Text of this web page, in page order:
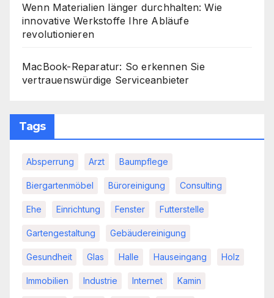
Wenn Materialien länger durchhalten: Wie
innovative Werkstoffe Ihre Abläufe
revolutionieren
MacBook-Reparatur: So erkennen Sie
vertrauenswürdige Serviceanbieter
Tags
Absperrung Arzt Baumpflege
Biergartenmöbel Büroreinigung Consulting
Ehe Einrichtung Fenster Futterstelle
Gartengestaltung Gebäudereinigung
Gesundheit Glas Halle Hauseingang Holz
Immobilien Industrie Internet Kamin